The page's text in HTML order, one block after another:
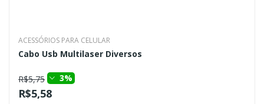
ACESSÓRIOS PARA CELULAR
Cabo Usb Multilaser Diversos
R$5,75 3%
R$5,58